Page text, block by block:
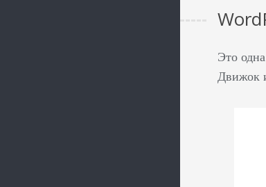
Это
Движок